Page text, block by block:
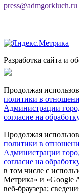
press@admgorkluch.ru
Разработка сайта и
Продолжая
политики в
Администрации
согласие на
Продолжая
политики в
Администрации
согласие на
в том числе с
Метрика» и «Google
веб-браузера;